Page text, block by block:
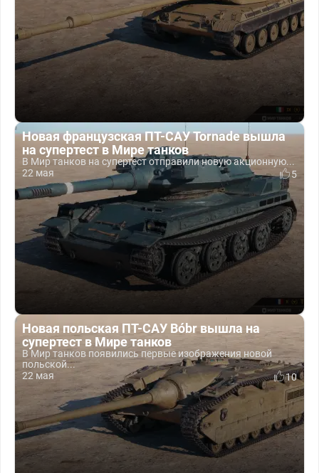
Новая французская ПТ-САУ Tornade вышла
на супертест в Мире танков
В Мир танков на супертест отправили новую акционную...
22 мая
5
Новая польская ПТ-САУ Bóbr вышла на
супертест в Мире танков
В Мир танков появились первые изображения новой
польской...
22 мая
10